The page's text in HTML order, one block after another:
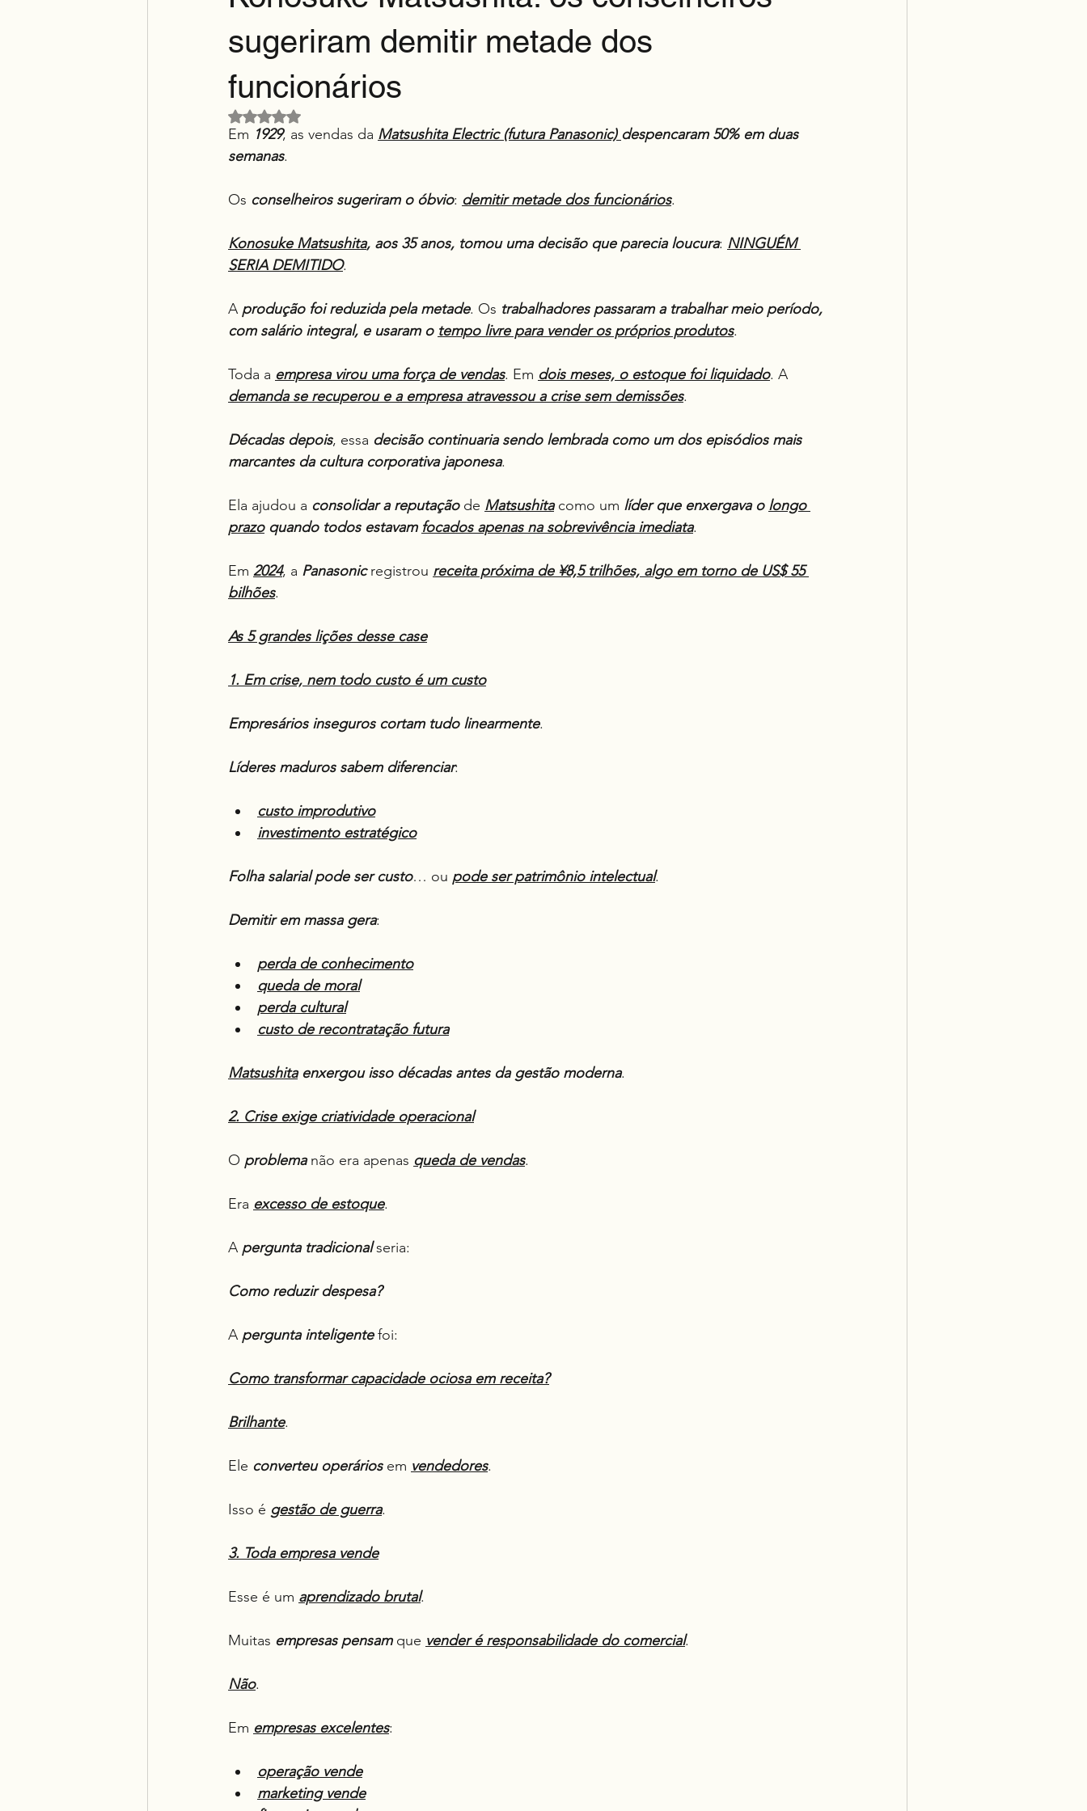
sugeriram demitir metade dos
funcionários
Avaliado com NaN de 5 estrelas.
Em 1929, as vendas da Matsushita Electric (futura Panasonic) despencaram 50% em duas
semanas.
Os conselheiros sugeriram o óbvio: demitir metade dos funcionários.
Konosuke Matsushita, aos 35 anos, tomou uma decisão que parecia loucura: NINGUÉM
SERIA DEMITIDO.
A produção foi reduzida pela metade. Os trabalhadores passaram a trabalhar meio período,
com salário integral, e usaram o tempo livre para vender os próprios produtos.
Toda a empresa virou uma força de vendas. Em dois meses, o estoque foi liquidado. A
demanda se recuperou e a empresa atravessou a crise sem demissões.
Décadas depois, essa decisão continuaria sendo lembrada como um dos episódios mais
marcantes da cultura corporativa japonesa.
Ela ajudou a consolidar a reputação de Matsushita como um líder que enxergava o longo
prazo quando todos estavam focados apenas na sobrevivência imediata.
Em 2024, a Panasonic registrou receita próxima de ¥8,5 trilhões, algo em torno de US$ 55
bilhões.
As 5 grandes lições desse case
1. Em crise, nem todo custo é um custo
Empresários inseguros cortam tudo linearmente.
Líderes maduros sabem diferenciar:
custo improdutivo
investimento estratégico
Folha salarial pode ser custo… ou pode ser patrimônio intelectual.
Demitir em massa gera:
perda de conhecimento
queda de moral
perda cultural
custo de recontratação futura
Matsushita enxergou isso décadas antes da gestão moderna.
2. Crise exige criatividade operacional
O problema não era apenas queda de vendas.
Era excesso de estoque.
A pergunta tradicional seria:
Como reduzir despesa?
A pergunta inteligente foi:
Como transformar capacidade ociosa em receita?
Brilhante.
Ele converteu operários em vendedores.
Isso é gestão de guerra.
3. Toda empresa vende
Esse é um aprendizado brutal.
Muitas empresas pensam que vender é responsabilidade do comercial.
Não.
Em empresas excelentes:
operação vende
marketing vende